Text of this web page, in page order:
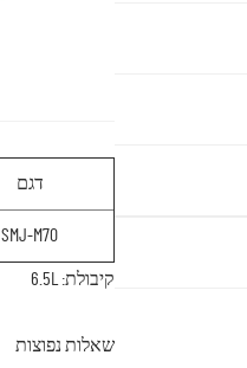
דגם
SMJ-M70
קיבולת: 6.5L
שאלות נפוצות